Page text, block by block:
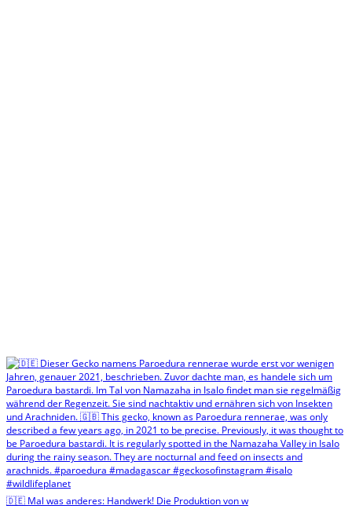
🇩🇪 Mal was anderes: Handwerk! Die Produktion von w